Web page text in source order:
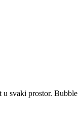
svaki prostor.